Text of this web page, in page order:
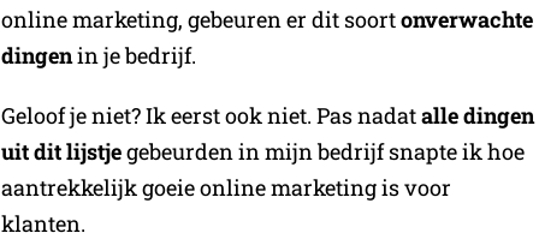
online marketing, gebeuren er dit soortonverwachte
dingenin je bedrijf.
Geloof je niet? Ik eerst ook niet. Pas nadatalle dingen
uit dit lijstjegebeurden in mijn bedrijf snapte ik hoe
aantrekkelijk goeie online marketing is voor
klanten.